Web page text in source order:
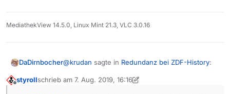
MediathekView 14.5.0, Linux Mint 21.3, VLC 3.0.16
DaDirnbocher@krudan sagte in Redundanz bei ZDF-History:
styrollschrieb am 7. Aug. 2019, 16:16
zuletzt editiert von styroll8. Juli 2019, 19:06